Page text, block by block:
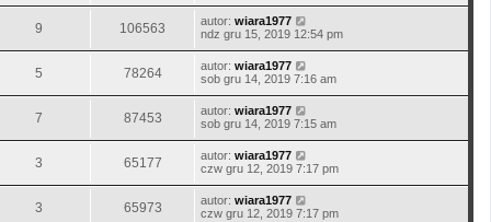
9 106563 autor: wiara1977
ndz gru 15, 2019 12:54 pm
5 78264 autor: wiara1977
sob gru 14, 2019 7:16 am
7 87453 autor: wiara1977
sob gru 14, 2019 7:15 am
3 65177 autor: wiara1977
czw gru 12, 2019 7:17 pm
3 65973 autor: wiara1977
czw gru 12, 2019 7:17 pm